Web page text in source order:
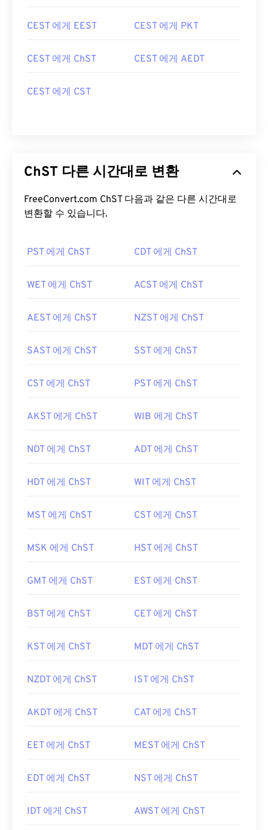
CEST 에게 EEST CEST 에게 PKT
CEST 에게 ChST CEST 에게 AEDT
CEST 에게 CST
ChST 다른 시간대로 변환
FreeConvert.com ChST 다음과 같은 다른 시간대로
변환할 수 있습니다.
PST 에게 ChST CDT 에게 ChST
WET 에게 ChST ACST 에게 ChST
AEST 에게 ChST NZST 에게 ChST
SAST 에게 ChST SST 에게 ChST
CST 에게 ChST PST 에게 ChST
AKST 에게 ChST WIB 에게 ChST
NDT 에게 ChST ADT 에게 ChST
HDT 에게 ChST WIT 에게 ChST
MST 에게 ChST CST 에게 ChST
MSK 에게 ChST HST 에게 ChST
GMT 에게 ChST EST 에게 ChST
BST 에게 ChST CET 에게 ChST
KST 에게 ChST MDT 에게 ChST
NZDT 에게 ChST IST 에게 ChST
AKDT 에게 ChST CAT 에게 ChST
EET 에게 ChST MEST 에게 ChST
EDT 에게 ChST NST 에게 ChST
IDT 에게 ChST AWST 에게 ChST